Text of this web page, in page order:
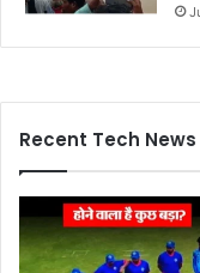
Recent Tech News